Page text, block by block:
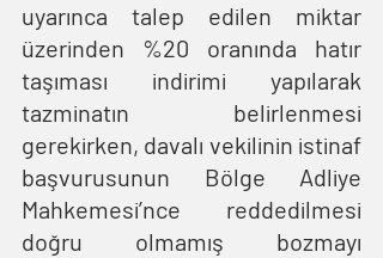
uyarınca talep edilen miktar
üzerinden %20 oranında hatır
taşıması indirimi yapılarak
tazminatın belirlenmesi
gerekirken, davalı vekilinin istinaf
başvurusunun Bölge Adliye
Mahkemesi’nce reddedilmesi
doğru olmamış bozmayı